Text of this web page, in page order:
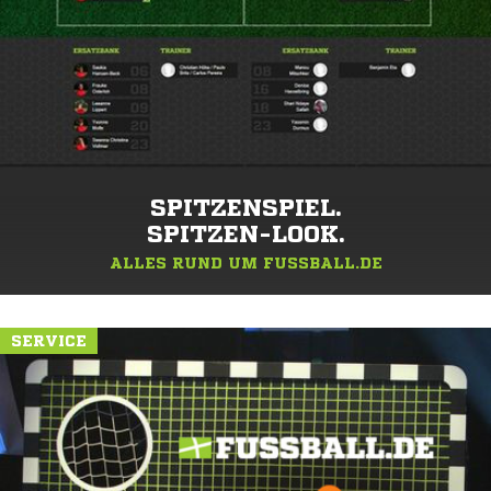
SPITZENSPIEL.
SPITZEN-LOOK.
ALLES RUND UM FUSSBALL.DE
SERVICE